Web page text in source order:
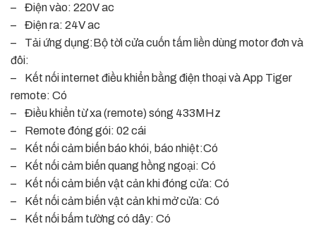
– Điện vào: 220V ac
– Điện ra: 24V ac
– Tải ứng dụng:Bộ tời cửa cuốn tấm liền dùng motor đơn và
đôi:
– Kết nối internet điều khiển bằng điện thoại và App Tiger
remote: Có
– Điều khiển từ xa (remote) sóng 433MHz
– Remote đóng gói: 02 cái
– Kết nối cảm biến báo khói, báo nhiệt:Có
– Kết nối cảm biến quang hồng ngoại: Có
– Kết nối cảm biến vật cản khi đóng cửa: Có
– Kết nối cảm biến vật cản khi mở cửa: Có
– Kết nối bấm tường có dây: Có